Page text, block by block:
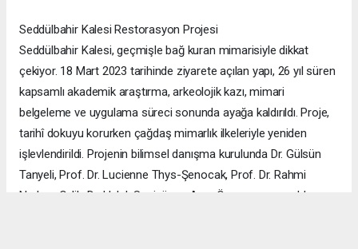
Seddülbahir Kalesi Restorasyon Projesi
Seddülbahir Kalesi, geçmişle bağ kuran mimarisiyle dikkat
çekiyor. 18 Mart 2023 tarihinde ziyarete açılan yapı, 26 yıl süren
kapsamlı akademik araştırma, arkeolojik kazı, mimari
belgeleme ve uygulama süreci sonunda ayağa kaldırıldı. Proje,
tarihî dokuyu korurken çağdaş mimarlık ilkeleriyle yeniden
işlevlendirildi. Projenin bilimsel danışma kurulunda Dr. Gülsün
Tanyeli, Prof. Dr. Lucienne Thys-Şenocak, Prof. Dr. Rahmi
Nurhan Çelik, Dr. Haluk Sesigür ve Arzu Özsavaşcı yer aldı.